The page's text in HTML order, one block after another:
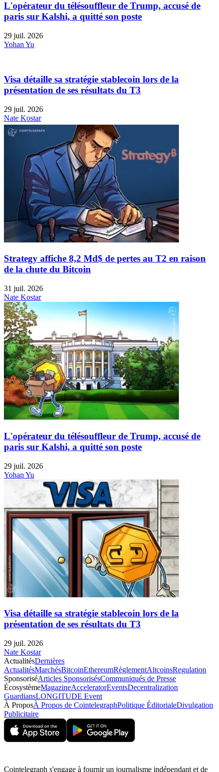
L'opérateur du télésouffleur de Trump, accusé de
paris sur Kalshi, a quitté son poste
29 juil. 2026
Yohan Yu
Visa détaille sa stratégie stablecoin lors de la
présentation de ses résultats du T3
29 juil. 2026
Nate Kostar
Strategy affiche 8,2 Md$ de pertes au T2 en raison
de la chute du Bitcoin
31 juil. 2026
Nate Kostar
L'opérateur du télésouffleur de Trump, accusé de
paris sur Kalshi, a quitté son poste
29 juil. 2026
Yohan Yu
Visa détaille sa stratégie stablecoin lors de la
présentation de ses résultats du T3
29 juil. 2026
Nate Kostar
ActualitésDernières
ActualitésMarchésBitcoinEthereumRèglementAltcoinsRegulation
SponsoriséArticles SponsorisésCommuniqués de Presse
ÉcosystèmeMagazineAcceleratorEventsDecentralization
GuardiansLONGITUDE Event
À ProposÀ Propos de CointelegraphPolitique ÉditorialeDivulgation
Publicitaire
Cointelegraph s'engage à fournir un journalisme indépendant et de